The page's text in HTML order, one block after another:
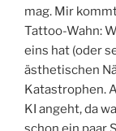
mag. Mir
Tattoo-Wahn:
eins hat (oder
ästhetischen
Katastrophen.
KI angeht, da